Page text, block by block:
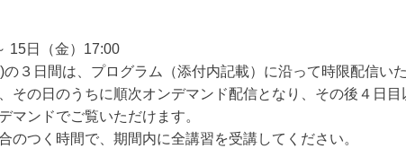
15日（金）17:00
間は、プログラム（添付内記載）に沿って時限配信いた
のうちに順次オンデマンド配信となり、その後４日目
ドでご覧いただけます。
く時間で、期間内に全講習を受講してください。